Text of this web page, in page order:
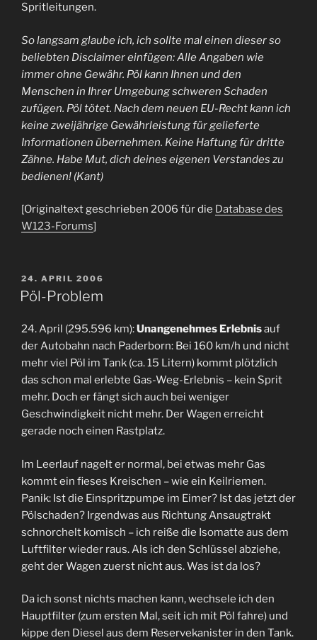
Spritleitungen.
So langsam glaube ich, ich sollte mal einen dieser so
beliebten Disclaimer einfügen: Alle Angaben wie
immer ohne Gewähr. Pöl kann Ihnen und den
Menschen in Ihrer Umgebung schweren Schaden
zufügen. Pöl tötet. Nach dem neuen EU-Recht kann ich
keine zweijährige Gewährleistung für gelieferte
Informationen übernehmen. Keine Haftung für dritte
Zähne. Habe Mut, dich deines eigenen Verstandes zu
bedienen! (Kant)
[Originaltext geschrieben 2006 für die Database des
W123-Forums]
VERÖFFENTLICHT
AM
24. APRIL 2006
Pöl-Problem
24. April (295.596 km):Unangenehmes Erlebnisauf
der Autobahn nach Paderborn: Bei 160 km/h und nicht
mehr viel Pöl im Tank (ca. 15 Litern) kommt plötzlich
das schon mal erlebte Gas-Weg-Erlebnis – kein Sprit
mehr. Doch er fängt sich auch bei weniger
Geschwindigkeit nicht mehr. Der Wagen erreicht
gerade noch einen Rastplatz.
Im Leerlauf nagelt er normal, bei etwas mehr Gas
kommt ein fieses Kreischen – wie ein Keilriemen.
Panik: Ist die Einspritzpumpe im Eimer? Ist das jetzt der
Pölschaden? Irgendwas aus Richtung Ansaugtrakt
schnorchelt komisch – ich reiße die Isomatte aus dem
Luftfilter wieder raus. Als ich den Schlüssel abziehe,
geht der Wagen zuerst nicht aus. Was ist da los?
Da ich sonst nichts machen kann, wechsele ich den
Hauptfilter (zum ersten Mal, seit ich mit Pöl fahre) und
kippe den Diesel aus dem Reservekanister in den Tank.